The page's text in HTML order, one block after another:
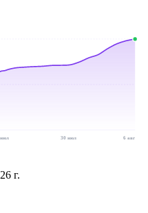
30 июл 6 авг
г.